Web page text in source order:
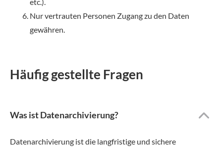
Nur vertrauten Personen Zugang zu den Daten
gewähren.
Häufig gestellte Fragen
Was ist Datenarchivierung?
Datenarchivierung ist die langfristige und sichere